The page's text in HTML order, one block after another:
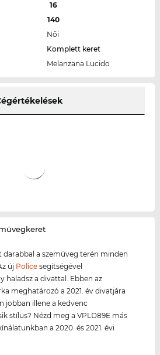
16
140
Női
Komplett keret
Melanzana Lucido
darabbal a szemüveg terén minden
új Police segítségével
a divattal. Ebben az
meghatározó a 2021. év divatjára
jobban illene a kedvenc
stílus? Nézd meg a VPLD89E más
a 2020. és 2021. évi